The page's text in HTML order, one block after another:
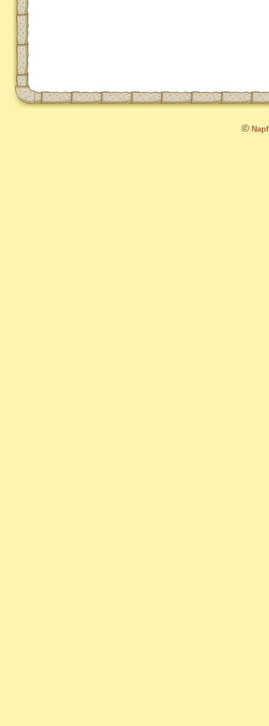
©